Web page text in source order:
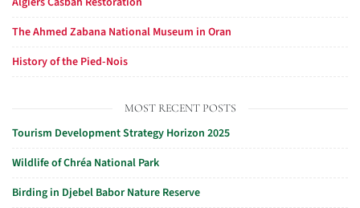
The Ahmed Zabana National Museum in Oran
History of the Pied-Nois
MOST RECENT POSTS
Tourism Development Strategy Horizon 2025
Wildlife of Chréa National Park
Birding in Djebel Babor Nature Reserve